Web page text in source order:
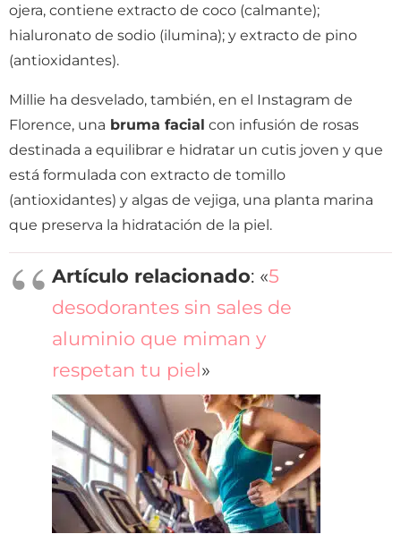
ojera, contiene extracto de coco (calmante);
hialuronato de sodio (ilumina); y extracto de pino
(antioxidantes).
Millie ha desvelado, también, en el Instagram de
Florence, una bruma facial con infusión de rosas
destinada a equilibrar e hidratar un cutis joven y que
está formulada con extracto de tomillo
(antioxidantes) y algas de vejiga, una planta marina
que preserva la hidratación de la piel.
Artículo relacionado: «5
desodorantes sin sales de
aluminio que miman y
respetan tu piel»